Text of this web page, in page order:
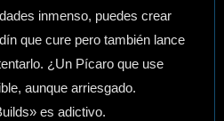
inmenso, puedes crear
que cure pero también lance
¿Un Pícaro que use
aunque arriesgado.
es adictivo.